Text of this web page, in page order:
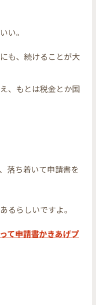
い。
も、続けることが大
、もとは税金とか国
落ち着いて申請書を
るらしいですよ。
て申請書かきあげプ